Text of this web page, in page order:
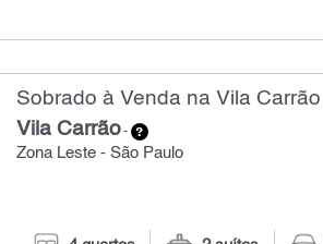
Sobrado à Venda na Vila
Vila Carrão-
Zona Leste - São Paulo